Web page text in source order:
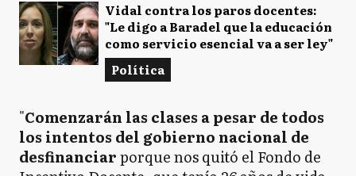
Vidal contra los paros docentes:
"Le digo a Baradel que la educación
como servicio esencial va a ser ley"
Política
"Comenzarán las clases a pesar de todos
los intentos del gobierno nacional de
desfinanciarporque nos quitó el Fondo de